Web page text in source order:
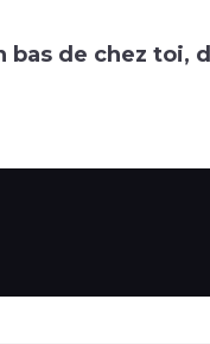
de chez toi,